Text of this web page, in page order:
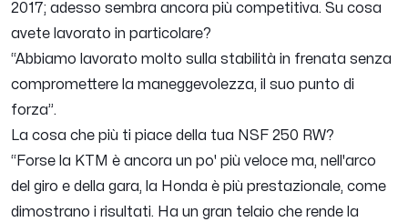
2017; adesso sembra ancora più competitiva. Su cosa
avete lavorato in particolare?
“Abbiamo lavorato molto sulla stabilità in frenata senza
compromettere la maneggevolezza, il suo punto di
forza”.
La cosa che più ti piace della tua NSF 250 RW?
“Forse la KTM è ancora un po' più veloce ma, nell'arco
del giro e della gara, la Honda è più prestazionale, come
dimostrano i risultati. Ha un gran telaio che rende la